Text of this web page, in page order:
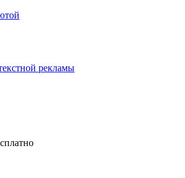
рекламы